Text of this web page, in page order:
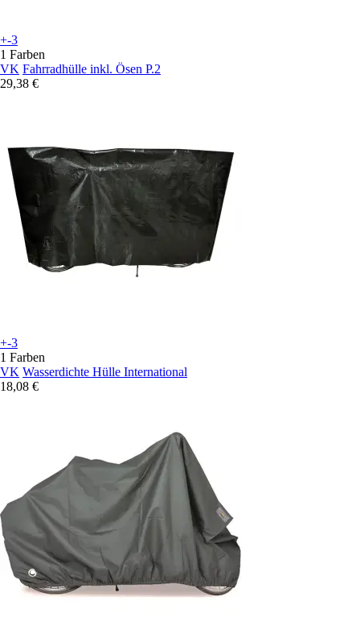
+-3
1 Farben
VK Fahrradhülle inkl. Ösen P.2
29,38 €
+-3
1 Farben
VK Wasserdichte Hülle International
18,08 €